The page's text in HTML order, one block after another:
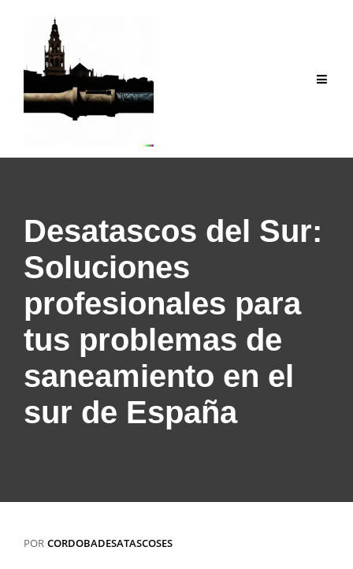
contenido
Desatascos del Sur:
Soluciones
profesionales para
tus problemas de
saneamiento en el
sur de España
POR CORDOBADESATASCOSES